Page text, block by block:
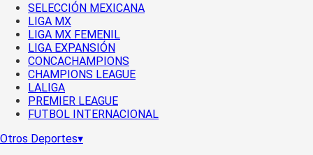
SELECCIÓN MEXICANA
LIGA MX
LIGA MX FEMENIL
LIGA EXPANSIÓN
CONCACHAMPIONS
CHAMPIONS LEAGUE
LALIGA
PREMIER LEAGUE
FUTBOL INTERNACIONAL
Otros Deportes▾